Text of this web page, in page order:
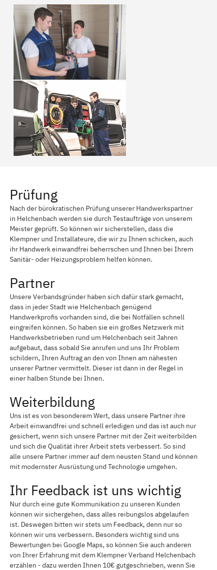
Prüfung
Nach der bürokratischen Prüfung unserer Handwerkspartner
in Helchenbach werden sie durch Testaufträge von unserem
Meister geprüft. So können wir sicherstellen, dass die
Klempner und Installateure, die wir zu Ihnen schicken, auch
ihr Handwerk einwandfrei beherrschen und Ihnen bei Ihrem
Sanitär- oder Heizungsproblem helfen können.
Partner
Unsere Verbandsgründer haben sich dafür stark gemacht,
dass in jeder Stadt wie Helchenbach genügend
Handwerkprofis vorhanden sind, die bei Notfällen schnell
eingreifen können. So haben sie ein großes Netzwerk mit
Handwerksbetrieben rund um Helchenbach seit Jahren
aufgebaut, dass sobald Sie anrufen und uns Ihr Problem
schildern, Ihren Auftrag an den von Ihnen am nähesten
unserer Partner vermittelt. Dieser ist dann in der Regel in
einer halben Stunde bei Ihnen.
Weiterbildung
Uns ist es von besonderem Wert, dass unsere Partner ihre
Arbeit einwandfrei und schnell erledigen und das ist auch nur
gesichert, wenn sich unsere Partner mit der Zeit weiterbilden
und sich die Qualität ihrer Arbeit stets verbessert. So sind
alle unsere Partner immer auf dem neusten Stand und können
mit modernster Ausrüstung und Technologie umgehen.
Ihr Feedback ist uns wichtig
Nur durch eine gute Kommunikation zu unseren Kunden
können wir sichergehen, dass alles reibungslos abgelaufen
ist. Deswegen bitten wir stets um Feedback, denn nur so
können wir uns verbessern. Besonders wichtig sind uns
Bewertungen bei Google Maps, so können Sie auch anderen
von Ihrer Erfahrung mit dem Klempner Verband Helchenbach
erzählen - dazu werden Ihnen 10€ gutgeschrieben, wenn Sie